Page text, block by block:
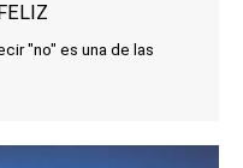
"no" es una de las